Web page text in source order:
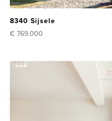
8340 Sijsele
€ 769.000